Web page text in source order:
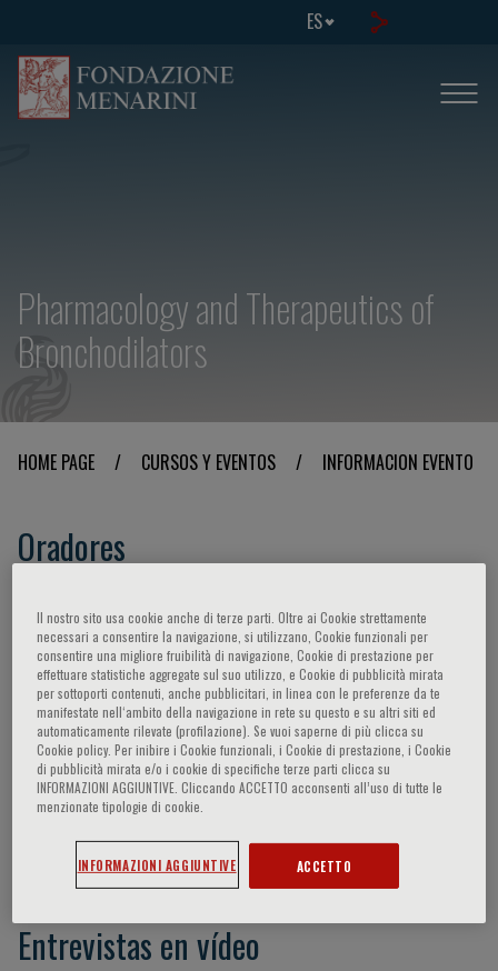
ES
Pharmacology and Therapeutics of
Bronchodilators
HOME PAGE / CURSOS Y EVENTOS / INFORMACION EVENTO
Oradores
Wedzicha Jadwiga A.,O’Donnell Denis,Virchow
Johann Christian,Scichilone Nicola,Hanania
Nicola A.,Usmani Omar S.,- -, Novelli
Giuseppe,Barnes Peter J.,Panettieri Reynold
A.,Matera Maria Gabriella, Roche Nicolas,
Miravitlles Marc,Singh Dave,Buhl Roland,
Caramori Gaetano,
Bartolomé
Entrevistas en vídeo
Il nostro sito usa cookie anche di terze parti. Oltre ai Cookie strettamente
necessari a consentire la navigazione, si utilizzano, Cookie funzionali per
consentire una migliore fruibilità di navigazione, Cookie di prestazione per
effettuare statistiche aggregate sul suo utilizzo, e Cookie di pubblicità mirata
per sottoporti contenuti, anche pubblicitari, in linea con le preferenze da te
manifestate nell‘ambito della navigazione in rete su questo e su altri siti ed
automaticamente rilevate (profilazione). Se vuoi saperne di più clicca su
Cookie policy. Per inibire i Cookie funzionali, i Cookie di prestazione, i Cookie
di pubblicità mirata e/o i cookie di specifiche terze parti clicca su
INFORMAZIONI AGGIUNTIVE. Cliccando ACCETTO acconsenti all’uso di tutte le
menzionate tipologie di cookie.
INFORMAZIONI AGGIUNTIVE ACCETTO